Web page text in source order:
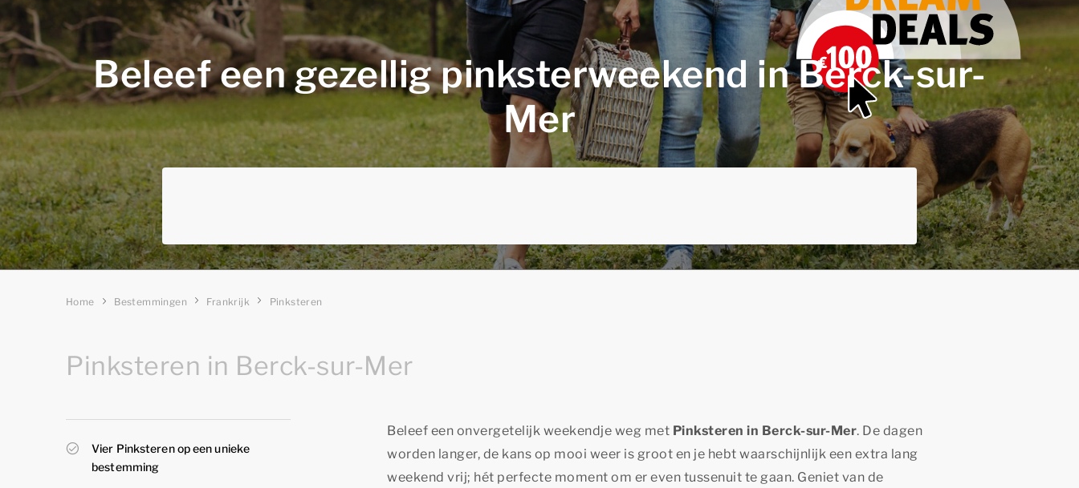
Beleef een gezellig pinksterweekend in Berck-sur-
Mer
Home Bestemmingen Frankrijk Pinksteren
Pinksteren in Berck-sur-Mer
Vier Pinksteren op een unieke
bestemming
Beleef een onvergetelijk weekendje weg met Pinksteren in Berck-sur-Mer. De dagen
worden langer, de kans op mooi weer is groot en je hebt waarschijnlijk een extra lang
weekend vrij; hét perfecte moment om er even tussenuit te gaan. Geniet van de